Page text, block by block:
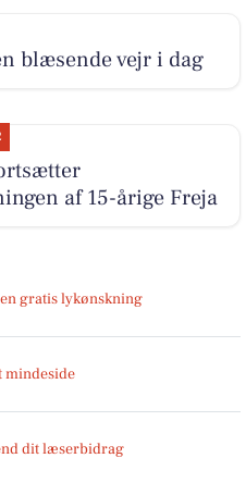
blæsende vejr i dag
af 15-årige Freja
gratis lykønskning
mindeside
dit læserbidrag